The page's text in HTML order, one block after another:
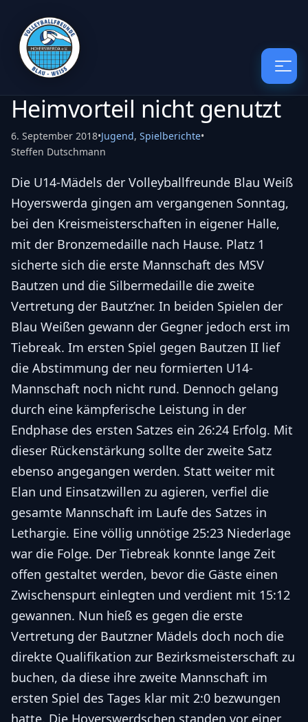
Heimvorteil nicht genutzt
6. September 2018•Jugend, Spielberichte•
Steffen Dutschmann
Die U14-Mädels der Volleyballfreunde Blau Weiß
Hoyerswerda gingen am vergangenen Sonntag,
bei den Kreismeisterschaften in eigener Halle,
mit der Bronzemedaille nach Hause. Platz 1
sicherte sich die erste Mannschaft des MSV
Bautzen und die Silbermedaille die zweite
Vertretung der Bautz’ner. In beiden Spielen der
Blau Weißen gewann der Gegner jedoch erst im
Tiebreak. Im ersten Spiel gegen Bautzen II lief
die Abstimmung der neu formierten U14-
Mannschaft noch nicht rund. Dennoch gelang
durch eine kämpferische Leistung in der
Endphase des ersten Satzes ein 26:24 Erfolg. Mit
dieser Rückenstärkung sollte der zweite Satz
ebenso angegangen werden. Statt weiter mit
Elan und Einsatzwillen zu agieren, verfiel die
gesamte Mannschaft im Laufe des Satzes in
Lethargie. Eine völlig unnötige 25:23 Niederlage
war die Folge. Der Tiebreak konnte lange Zeit
offen gestaltet werden, bevor die Gäste einen
Zwischenspurt einlegten und verdient mit 15:12
gewannen. Nun hieß es gegen die erste
Vertretung der Bautzner Mädels doch noch die
direkte Qualifikation zur Bezirksmeisterschaft zu
buchen, da diese ihre zweite Mannschaft im
ersten Spiel des Tages klar mit 2:0 bezwungen
hatte. Die Hoyerswerdschen standen vor einer